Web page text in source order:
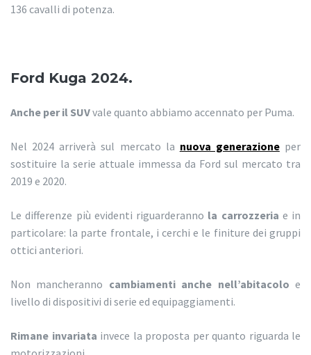
136 cavalli di potenza.
Ford Kuga 2024.
Anche per il SUVvale quanto abbiamo accennato per Puma.
Nel 2024 arriverà sul mercato la nuova generazioneper
sostituire la serie attuale immessa da Ford sul mercato tra
2019 e 2020.
Le differenze più evidenti riguarderanno la carrozzeria e in
particolare: la parte frontale, i cerchi e le finiture dei gruppi
ottici anteriori.
Non mancheranno cambiamenti anche nell’abitacolo e
livello di dispositivi di serie ed equipaggiamenti.
Rimane invariata invece la proposta per quanto riguarda le